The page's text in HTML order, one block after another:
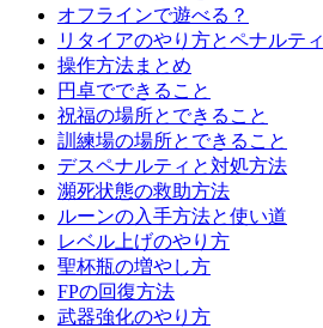
オフラインで遊べる？
リタイアのやり方とペナルティ
操作方法まとめ
円卓でできること
祝福の場所とできること
訓練場の場所とできること
デスペナルティと対処方法
瀕死状態の救助方法
ルーンの入手方法と使い道
レベル上げのやり方
聖杯瓶の増やし方
FPの回復方法
武器強化のやり方